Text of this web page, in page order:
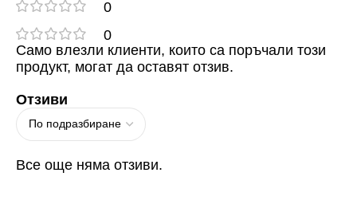
0
0
Отзиви
Все още няма отзиви.
Само влезли клиенти, които са поръчали този
продукт, могат да оставят отзив.